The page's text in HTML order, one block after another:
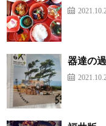
器達の